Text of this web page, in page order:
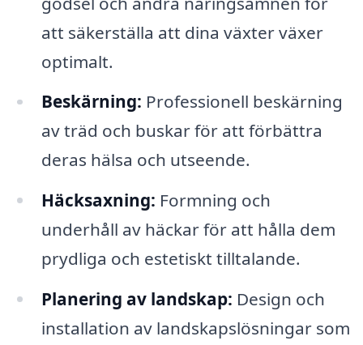
att säkerställa att dina växter växer
optimalt.
Beskärning: Professionell beskärning
av träd och buskar för att förbättra
deras hälsa och utseende.
Häcksaxning: Formning och
underhåll av häckar för att hålla dem
prydliga och estetiskt tilltalande.
Planering av landskap: Design och
installation av landskapslösningar som